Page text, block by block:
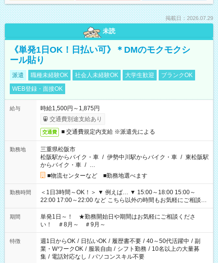
掲載日：2026.07.29
未読
《単発1日OK！日払い可》＊DMのモクモクシ
ール貼り
派遣 職種未経験OK 社会人未経験OK 大学生歓迎
ブランクOK
WEB登録・面接OK
給与
時給1,500円～1,875円
交通費別途支給あり
交通費 ■ 交通費規定内支給 ※派遣先による
勤務地
三重県松阪市
松阪駅からバイク・車 / 伊勢中川駅からバイク・車 / 東松阪駅
からバイク・車 / …
■物流センターなど ■勤務地選べます
勤務時間
＜1日3時間～OK！＞ ▼ 例えば… ▼ 15:00～18:00 15:00～
22:00 17:00～22:00 など こちら以外の時間もお気軽にご相談く
ださい！
期間
単発1日～！ ★勤務開始日や期間はお気軽にご相談くださ
い！ ＃8月～ ＃9月～
特徴 週1日からOK / 日払いOK / 履歴書不要 / 40～50代活躍中 / 副
業・WワークOK / 服装自由 / シフト勤務 / 10名以上の大量募
集 / 電話対応なし / パソコンスキル不要